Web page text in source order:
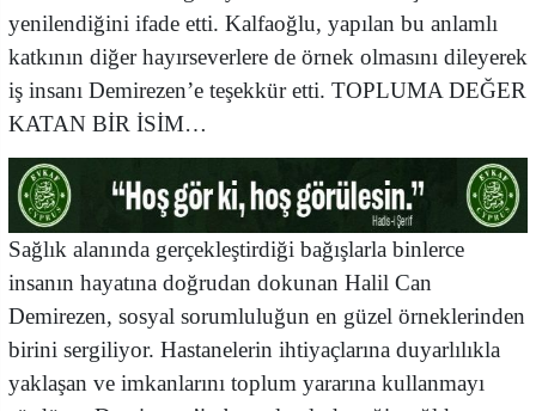
yenilendiğini ifade etti. Kalfaoğlu, yapılan bu anlamlı
katkının diğer hayırseverlere de örnek olmasını dileyerek
iş insanı Demirezen’e teşekkür etti. TOPLUMA DEĞER
KATAN BİR İSİM…
Sağlık alanında gerçekleştirdiği bağışlarla binlerce
insanın hayatına doğrudan dokunan Halil Can
Demirezen, sosyal sorumluluğun en güzel örneklerinden
birini sergiliyor. Hastanelerin ihtiyaçlarına duyarlılıkla
yaklaşan ve imkanlarını toplum yararına kullanmayı